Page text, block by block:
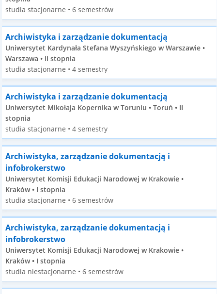
studia stacjonarne • 6 semestrów
Archiwistyka i zarządzanie dokumentacją
Uniwersytet Kardynała Stefana Wyszyńskiego w Warszawie •
Warszawa • II stopnia
studia stacjonarne • 4 semestry
Archiwistyka i zarządzanie dokumentacją
Uniwersytet Mikołaja Kopernika w Toruniu • Toruń • II
stopnia
studia stacjonarne • 4 semestry
Archiwistyka, zarządzanie dokumentacją i
infobrokerstwo
Uniwersytet Komisji Edukacji Narodowej w Krakowie •
Kraków • I stopnia
studia stacjonarne • 6 semestrów
Archiwistyka, zarządzanie dokumentacją i
infobrokerstwo
Uniwersytet Komisji Edukacji Narodowej w Krakowie •
Kraków • I stopnia
studia niestacjonarne • 6 semestrów